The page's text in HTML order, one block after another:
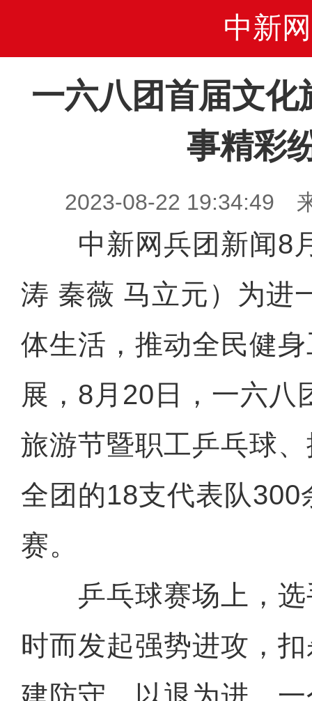
中新网
一六八团首届文化
事精彩
2023-08-22 19:34:49
中新网兵团新闻8
涛 秦薇 马立元）为进
体生活，推动全民健
展，8月20日，一六八
旅游节暨职工乒乓球
全团的18支代表队300
赛。
乒乓球赛场上，选
时而发起强势进攻，